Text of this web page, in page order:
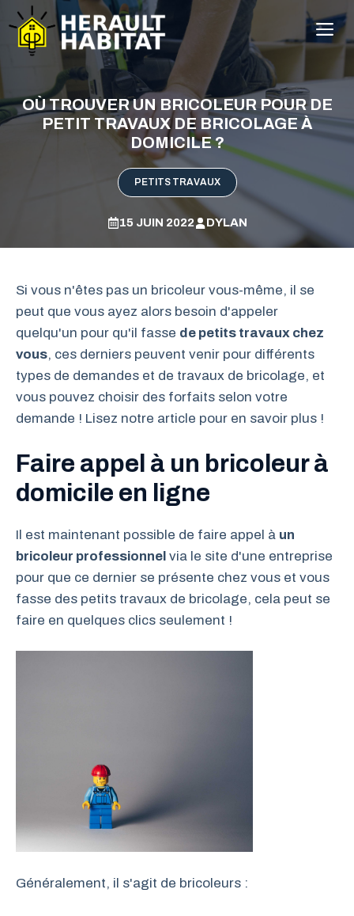
Aller
au
contenu
OÙ TROUVER UN BRICOLEUR POUR DE
PETIT TRAVAUX DE BRICOLAGE À
DOMICILE ?
PETITS TRAVAUX
15 JUIN 2022 DYLAN
Si vous n'êtes pas un bricoleur vous-même, il se
peut que vous ayez alors besoin d'appeler
quelqu'un pour qu'il fasse de petits travaux chez
vous, ces derniers peuvent venir pour différents
types de demandes et de travaux de bricolage, et
vous pouvez choisir des forfaits selon votre
demande ! Lisez notre article pour en savoir plus !
Faire appel à un bricoleur à
domicile en ligne
Il est maintenant possible de faire appel à un
bricoleur professionnel via le site d'une entreprise
pour que ce dernier se présente chez vous et vous
fasse des petits travaux de bricolage, cela peut se
faire en quelques clics seulement !
Généralement, il s'agit de bricoleurs :